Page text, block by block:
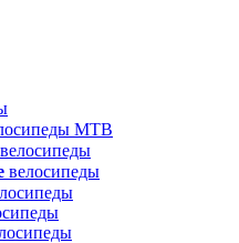
MTB
велосипеды
велосипеды